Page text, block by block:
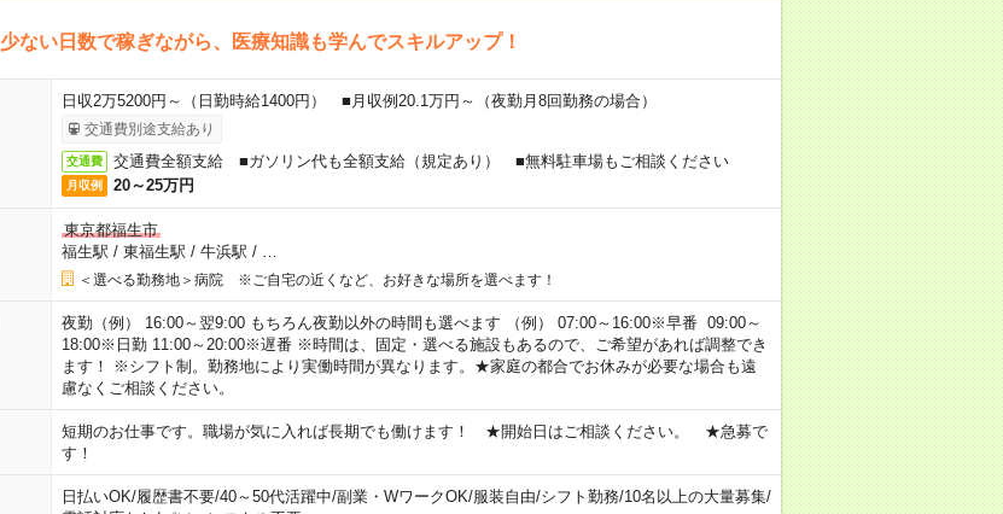
少ない日数で稼ぎながら、医療知識も学んでスキルアップ！
日収2万5200円～（日勤時給1400円） ■月収例20.1万円～（夜勤月8回勤務の場合）
交通費別途支給あり
交通費 交通費全額支給 ■ガソリン代も全額支給（規定あり） ■無料駐車場もご相談ください
月収例 20～25万円
東京都福生市
福生駅 / 東福生駅 / 牛浜駅 /
＜選べる勤務地＞病院 ※ご自宅の近くなど、お好きな場所を選べます！
夜勤（例） 16:00～翌9:00 もちろん夜勤以外の時間も選べます （例） 07:00～16:00※早番 09:00～
18:00※日勤 11:00～20:00※遅番 ※時間は、固定・選べる施設もあるので、ご希望があれば調整でき
ます！ ※シフト制。勤務地により実働時間が異なります。★家庭の都合でお休みが必要な場合も遠
慮なくご相談ください。
短期のお仕事です。職場が気に入れば長期でも働けます！ ★開始日はご相談ください。 ★急募で
す！
日払いOK/履歴書不要/40～50代活躍中/副業・WワークOK/服装自由/シフト勤務/10名以上の大量募集/